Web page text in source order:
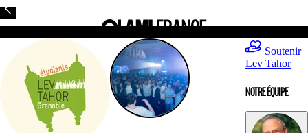
Soutenir
Lev Tahor
NOTRE ÉQUIPE